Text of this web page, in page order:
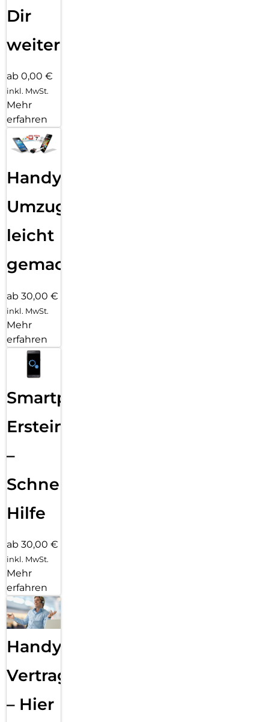
Dir
weiter
ab 0,00 €
inkl. MwSt.
Mehr
erfahren
Handy
Umzug
leicht
gemacht!
ab 30,00 €
inkl. MwSt.
Mehr
erfahren
Smartphone
Ersteinrichtung
–
Schnelle
Hilfe
ab 30,00 €
inkl. MwSt.
Mehr
erfahren
Handy
Vertragsabwicklung
– Hier